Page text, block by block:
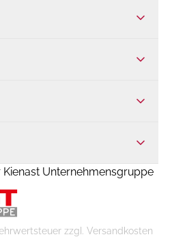
Kienast Unternehmensgruppe
zzgl. Versandkosten